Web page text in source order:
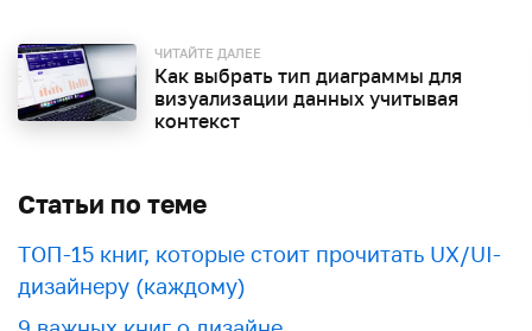
ЧИТАЙТЕ ДАЛЕЕ
Как выбрать тип диаграммы для
визуализации данных учитывая
контекст
Статьи по теме
ТОП-15 книг, которые стоит прочитать UX/UI-
дизайнеру (каждому)